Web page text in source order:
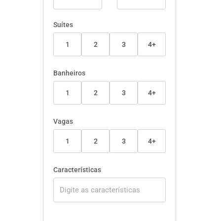
Suítes
1 2 3 4+
Banheiros
1 2 3 4+
Vagas
1 2 3 4+
Características